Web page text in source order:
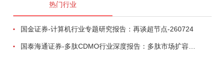
热门行业
国金证券-计算机行业专题研究报告：再谈超节点-260724